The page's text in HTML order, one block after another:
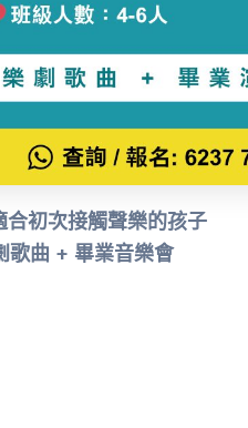
初次接觸聲樂的孩子
歌曲 + 畢業音樂會